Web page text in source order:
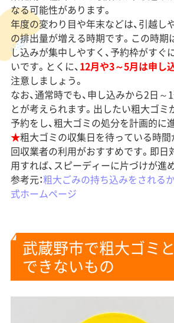
なる可能性があります。
年度の変わり目や年末などは、引越し
の排出量が増える時期です。この時期
し込みが集中しやすく、予約枠がすぐ
いです。とくに、12月や3～5月は申し
注意しましょう。
なお、通常時でも、申し込みから2日
とが考えられます。出したい粗大ゴ
予約をし、粗大ゴミの処分を計画的に
★粗大ゴミの収集日を待っている時間
回収業者の利用がおすすめです。即日
用すれば、スピーディーに片づけが進
参考元：粗大ごみの持ち込みをされる
式ホームページ
武蔵野市で粗大ゴミ
できないもの